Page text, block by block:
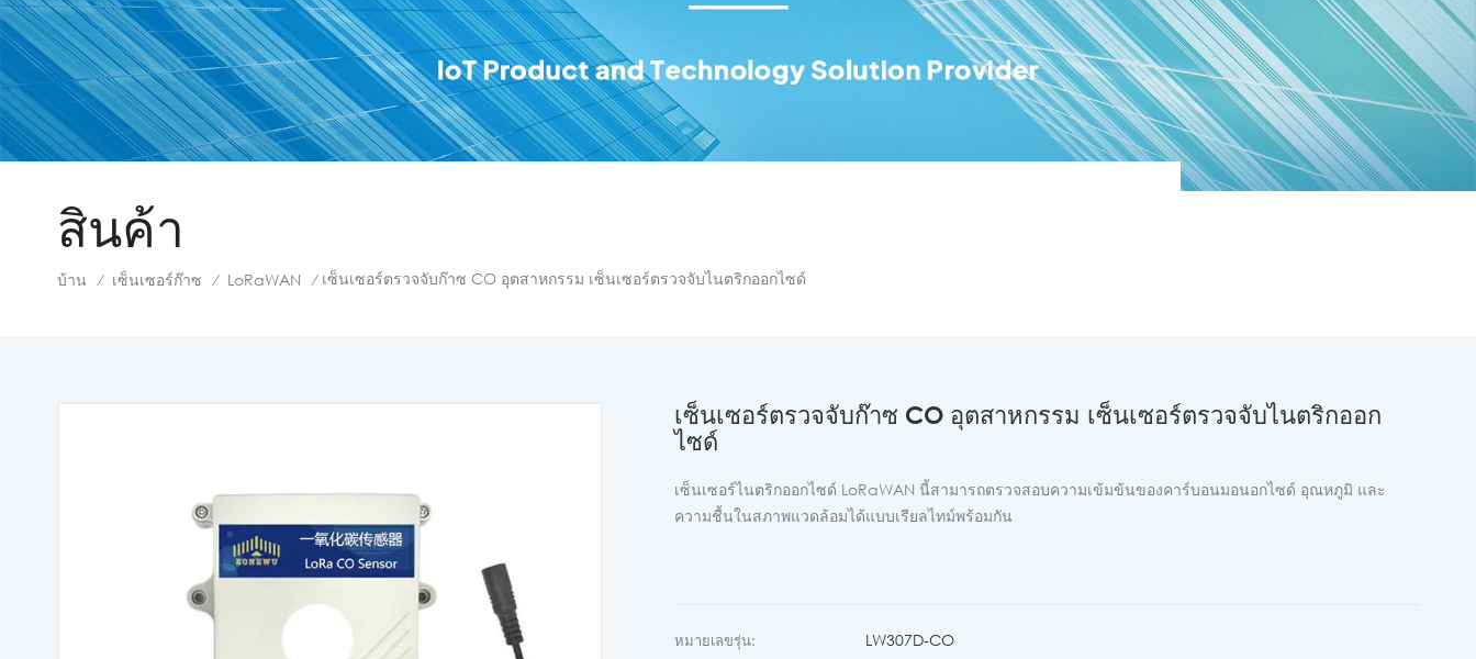
สินค้า
บ้าน / เซ็นเซอร์ก๊าซ / LoRaWAN / เซ็นเซอร์ตรวจจับก๊าซ CO อุตสาหกรรม เซ็นเซอร์ตรวจจับไนตริกออกไซด์
เซ็นเซอร์ตรวจจับก๊าซ CO อุตสาหกรรม เซ็นเซอร์ตรวจจับไนตริกออก
ไซด์
เซ็นเซอร์ไนตริกออกไซด์ LoRaWAN นี้สามารถตรวจสอบความเข้มข้นของคาร์บอนมอนอกไซด์ อุณหภูมิ และ
ความชื้นในสภาพแวดล้อมได้แบบเรียลไทม์พร้อมกัน
หมายเลขรุ่น: LW307D-CO